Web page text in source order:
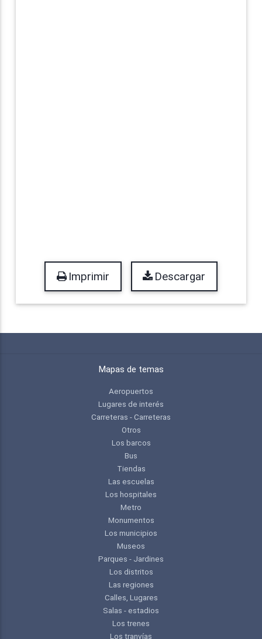
Imprimir Descargar
Mapas de temas
Aeropuertos
Lugares de interés
Carreteras - Carreteras
Otros
Los barcos
Bus
Tiendas
Las escuelas
Los hospitales
Metro
Monumentos
Los municipios
Museos
Parques - Jardines
Los distritos
Las regiones
Calles, Lugares
Salas - estadios
Los trenes
Los tranvías